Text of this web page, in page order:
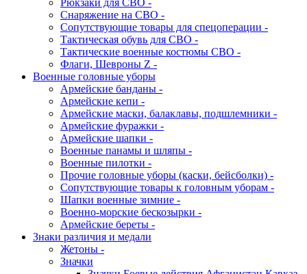
Рюкзаки для СВО -
Снаряжение на СВО -
Сопутствующие товары для спецоперации -
Тактическая обувь для СВО -
Тактические военные костюмы СВО -
Флаги, Шевроны Z -
Военные головные уборы
Армейские банданы -
Армейские кепи -
Армейские маски, балаклавы, подшлемники -
Армейские фуражки -
Армейские шапки -
Военные панамы и шляпы -
Военные пилотки -
Прочие головные уборы (каски, бейсболки) -
Сопутствующие товары к головным уборам -
Шапки военные зимние -
Военно-морские бескозырки -
Армейские береты -
Знаки различия и медали
Жетоны -
Значки